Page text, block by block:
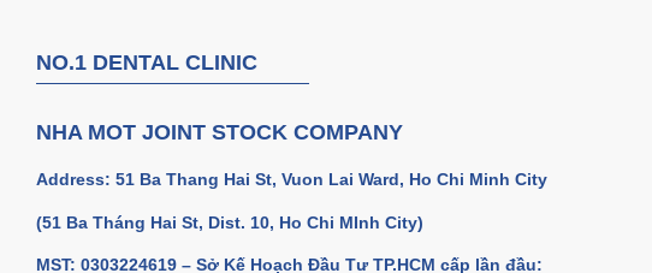
NO.1 DENTAL CLINIC
NHA MOT JOINT STOCK COMPANY
Address: 51 Ba Thang Hai St, Vuon Lai Ward, Ho Chi Minh City
(51 Ba Tháng Hai St, Dist. 10, Ho Chi MInh City)
MST: 0303224619 – Sở Kế Hoạch Đầu Tư TP.HCM cấp lần đầu: